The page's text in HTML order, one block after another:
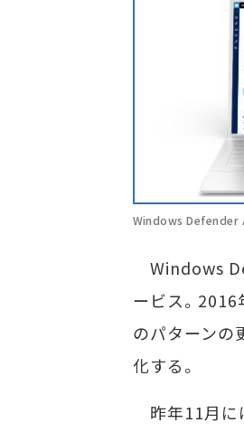
Windows Defender
Windows
ービス。
のパターンの
化する。
昨年11月に